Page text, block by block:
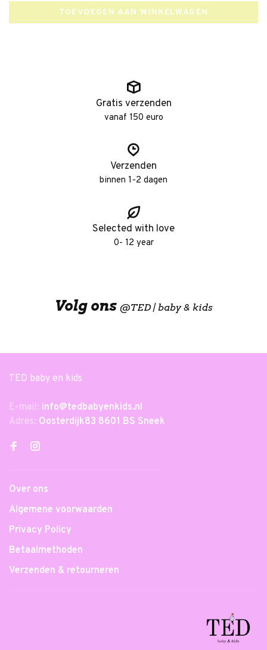
TOEVOEGEN AAN WINKELWAGEN
Gratis verzenden
vanaf 150 euro
Verzenden
binnen 1-2 dagen
Selected with love
0- 12 year
Volg ons @TED | baby & kids
TED baby en kids
E-mail: info@tedbabyenkids.nl
Adres: Oosterdijk83 8601 BS Sneek
Over ons
Algemene voorwaarden
Privacy Policy
Betaalmethoden
Verzenden & retourneren